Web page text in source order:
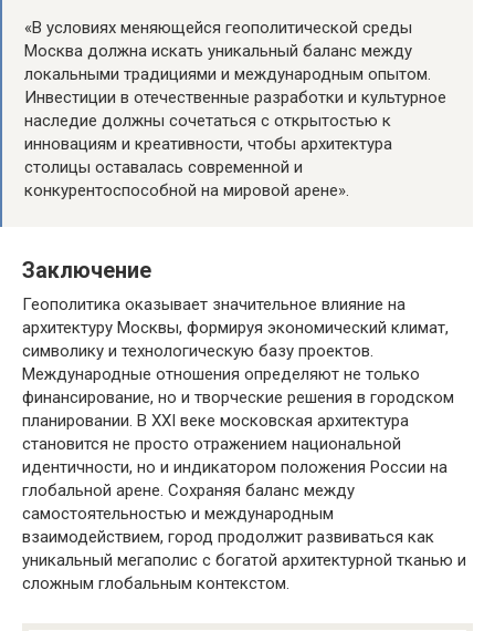
«В условиях меняющейся геополитической среды
Москва должна искать уникальный баланс между
локальными традициями и международным опытом.
Инвестиции в отечественные разработки и культурное
наследие должны сочетаться с открытостью к
инновациям и креативности, чтобы архитектура
столицы оставалась современной и
конкурентоспособной на мировой арене».
Заключение
Геополитика оказывает значительное влияние на
архитектуру Москвы, формируя экономический климат,
символику и технологическую базу проектов.
Международные отношения определяют не только
финансирование, но и творческие решения в городском
планировании. В XXI веке московская архитектура
становится не просто отражением национальной
идентичности, но и индикатором положения России на
глобальной арене. Сохраняя баланс между
самостоятельностью и международным
взаимодействием, город продолжит развиваться как
уникальный мегаполис с богатой архитектурной тканью и
сложным глобальным контекстом.